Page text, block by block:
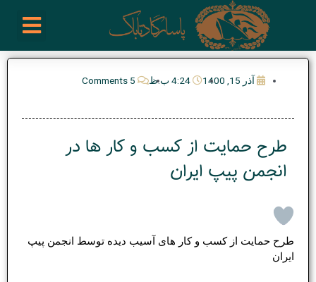
آذر 15, 1400 4:24 ب.ظ 5 Comments
طرح حمایت از کسب و کار ها در
انجمن پیپ ایران
طرح حمایت از کسب و کار های آسیب دیده توسط انجمن پیپ
ایران